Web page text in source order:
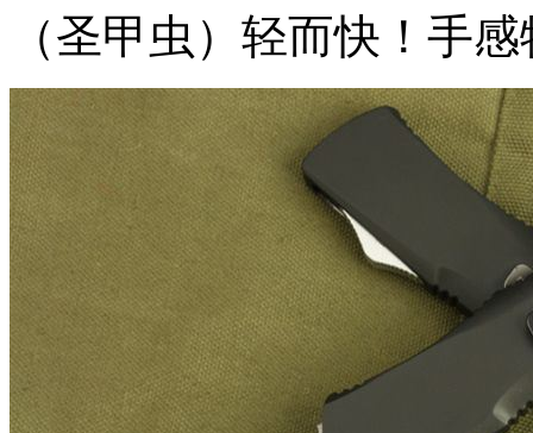
（圣甲虫）轻而快！手